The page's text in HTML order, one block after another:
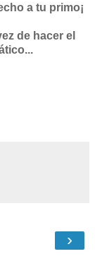
a tu primo¡
de hacer el
›